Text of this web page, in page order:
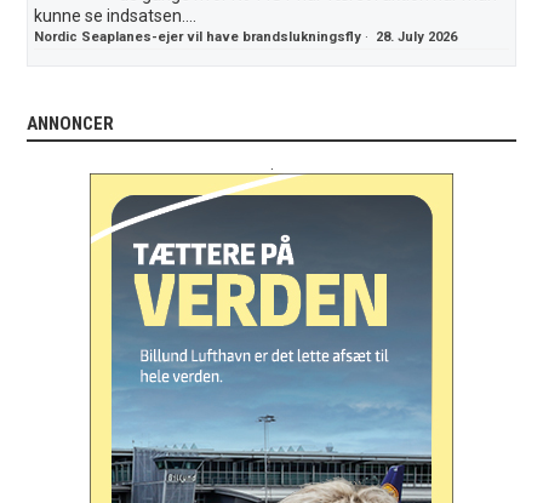
kunne se indsatsen....
Nordic Seaplanes-ejer vil have brandslukningsfly · 28. July 2026
ANNONCER
.